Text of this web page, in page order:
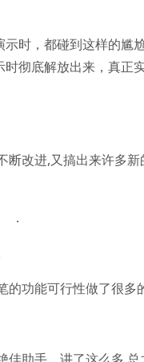
时，都碰到这样的尴
彻底解放出来，真正
改进,又搞出来许多
.
功能可行性做了很多